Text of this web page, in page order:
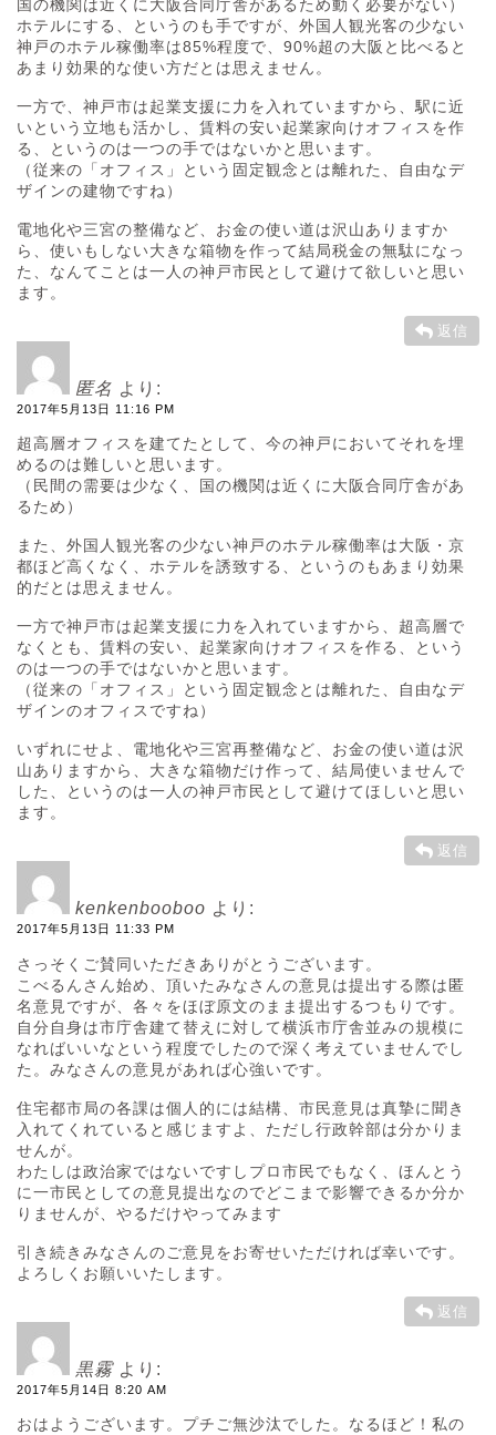
国の機関は近くに大阪合同庁舎があるため動く必要がない）
ホテルにする、というのも手ですが、外国人観光客の少ない
神戸のホテル稼働率は85%程度で、90%超の大阪と比べると
あまり効果的な使い方だとは思えません。
一方で、神戸市は起業支援に力を入れていますから、駅に近
いという立地も活かし、賃料の安い起業家向けオフィスを作
る、というのは一つの手ではないかと思います。
（従来の「オフィス」という固定観念とは離れた、自由なデ
ザインの建物ですね）
電地化や三宮の整備など、お金の使い道は沢山ありますか
ら、使いもしない大きな箱物を作って結局税金の無駄になっ
た、なんてことは一人の神戸市民として避けて欲しいと思い
ます。
返信
匿名 より:
2017年5月13日 11:16 PM
超高層オフィスを建てたとして、今の神戸においてそれを埋
めるのは難しいと思います。
（民間の需要は少なく、国の機関は近くに大阪合同庁舎があ
るため）
また、外国人観光客の少ない神戸のホテル稼働率は大阪・京
都ほど高くなく、ホテルを誘致する、というのもあまり効果
的だとは思えません。
一方で神戸市は起業支援に力を入れていますから、超高層で
なくとも、賃料の安い、起業家向けオフィスを作る、という
のは一つの手ではないかと思います。
（従来の「オフィス」という固定観念とは離れた、自由なデ
ザインのオフィスですね）
いずれにせよ、電地化や三宮再整備など、お金の使い道は沢
山ありますから、大きな箱物だけ作って、結局使いませんで
した、というのは一人の神戸市民として避けてほしいと思い
ます。
返信
kenkenbooboo より:
2017年5月13日 11:33 PM
さっそくご賛同いただきありがとうございます。
こべるんさん始め、頂いたみなさんの意見は提出する際は匿
名意見ですが、各々をほぼ原文のまま提出するつもりです。
自分自身は市庁舎建て替えに対して横浜市庁舎並みの規模に
なればいいなという程度でしたので深く考えていませんでし
た。みなさんの意見があれば心強いです。
住宅都市局の各課は個人的には結構、市民意見は真摯に聞き
入れてくれていると感じますよ、ただし行政幹部は分かりま
せんが。
わたしは政治家ではないですしプロ市民でもなく、ほんとう
に一市民としての意見提出なのでどこまで影響できるか分か
りませんが、やるだけやってみます
引き続きみなさんのご意見をお寄せいただければ幸いです。
よろしくお願いいたします。
返信
黒霧 より:
2017年5月14日 8:20 AM
おはようございます。プチご無沙汰でした。なるほど！私の